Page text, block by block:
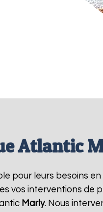
Atlantic
pour leurs besoins
vos interventions de
Marly. Nous